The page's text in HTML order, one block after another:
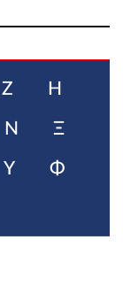
Ζ Η
Ν Ξ
Υ Φ